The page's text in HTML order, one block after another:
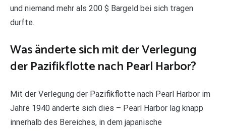
und niemand mehr als 200 $ Bargeld bei sich tragen
durfte.
Was änderte sich mit der Verlegung
der Pazifikflotte nach Pearl Harbor?
Mit der Verlegung der Pazifikflotte nach Pearl Harbor im
Jahre 1940 änderte sich dies – Pearl Harbor lag knapp
innerhalb des Bereiches, in dem japanische